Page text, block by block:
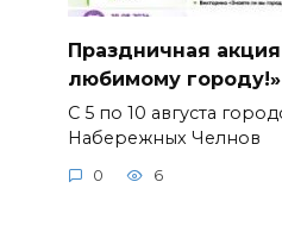
Праздничная
любимому городу!»
С 5 по 10 августа
Набережных Челнов
0 6